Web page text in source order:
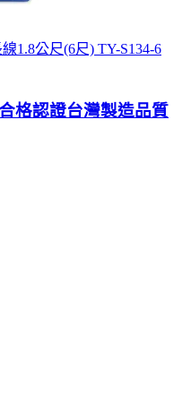
1.8公尺(6尺) TY-S134-6
格認證台灣製造品質